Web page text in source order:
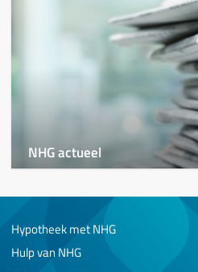
NHG actueel
Hypotheek met NHG
Hulp van NHG